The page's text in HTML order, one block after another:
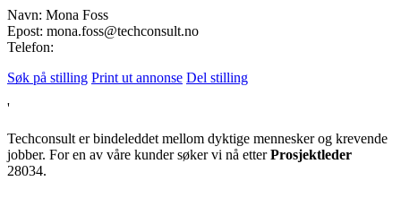
Navn: Mona Foss
Epost: mona.foss@techconsult.no
Telefon:
Søk på stilling Print ut annonse Del stilling
'
Techconsult er bindeleddet mellom dyktige mennesker og krevende
jobber. For en av våre kunder søker vi nå etterProsjektleder
28034.